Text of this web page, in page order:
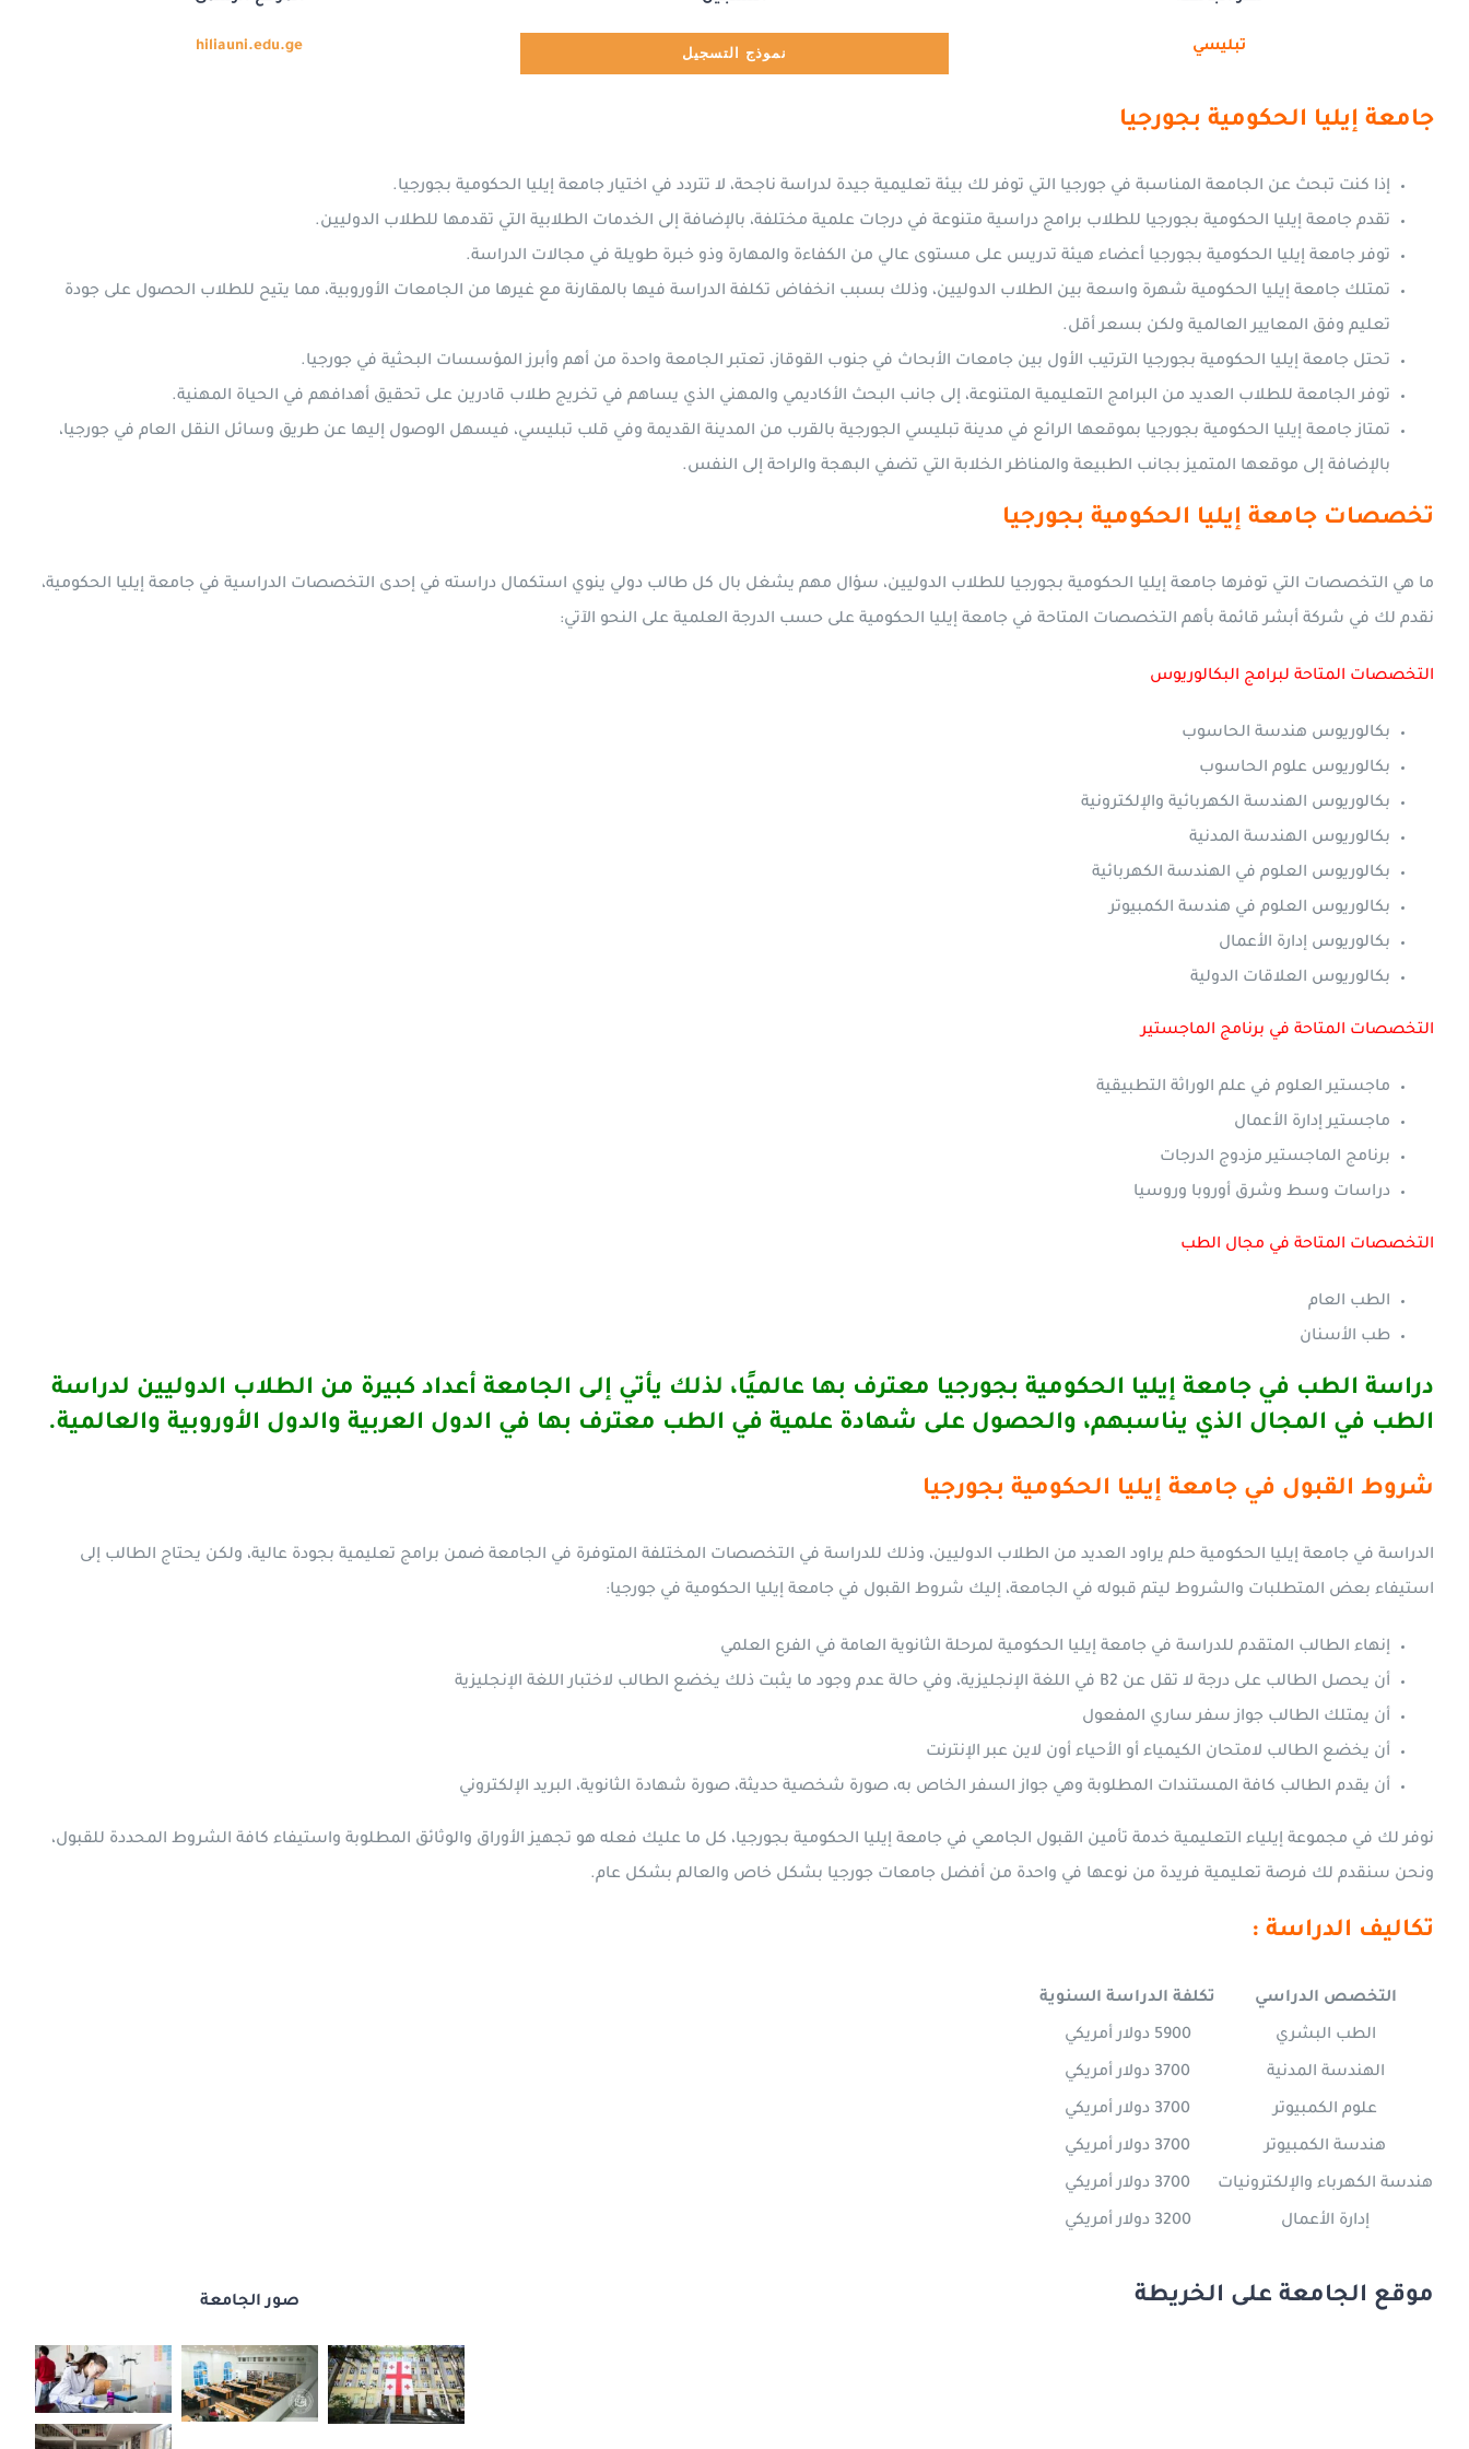
تبليسي نموذج التسجيل hiliauni.edu.ge
جامعة إيليا الحكومية بجورجيا
إذا كنت تبحث عن الجامعة المناسبة في جورجيا التي توفر لك بيئة تعليمية جيدة لدراسة ناجحة، لا تتردد في اختيار جامعة إيليا الحكومية بجورجيا.
تقدم جامعة إيليا الحكومية بجورجيا للطلاب برامج دراسية متنوعة في درجات علمية مختلفة، بالإضافة إلى الخدمات الطلابية التي تقدمها للطلاب الدوليين.
توفر جامعة إيليا الحكومية بجورجيا أعضاء هيئة تدريس على مستوى عالي من الكفاءة والمهارة وذو خبرة طويلة في مجالات الدراسة.
تمتلك جامعة إيليا الحكومية شهرة واسعة بين الطلاب الدوليين، وذلك بسبب انخفاض تكلفة الدراسة فيها بالمقارنة مع غيرها من الجامعات الأوروبية، مما يتيح للطلاب الحصول على جودة
تعليم وفق المعايير العالمية ولكن بسعر أقل.
تحتل جامعة إيليا الحكومية بجورجيا الترتيب الأول بين جامعات الأبحاث في جنوب القوقاز، تعتبر الجامعة واحدة من أهم وأبرز المؤسسات البحثية في جورجيا.
توفر الجامعة للطلاب العديد من البرامج التعليمية المتنوعة، إلى جانب البحث الأكاديمي والمهني الذي يساهم في تخريج طلاب قادرين على تحقيق أهدافهم في الحياة المهنية.
تمتاز جامعة إيليا الحكومية بجورجيا بموقعها الرائع في مدينة تبليسي الجورجية بالقرب من المدينة القديمة وفي قلب تبليسي، فيسهل الوصول إليها عن طريق وسائل النقل العام في جورجيا،
بالإضافة إلى موقعها المتميز بجانب الطبيعة والمناظر الخلابة التي تضفي البهجة والراحة إلى النفس.
تخصصات جامعة إيليا الحكومية بجورجيا
ما هي التخصصات التي توفرها جامعة إيليا الحكومية بجورجيا للطلاب الدوليين، سؤال مهم يشغل بال كل طالب دولي ينوي استكمال دراسته في إحدى التخصصات الدراسية في جامعة إيليا الحكومية،
نقدم لك في شركة أبشر قائمة بأهم التخصصات المتاحة في جامعة إيليا الحكومية على حسب الدرجة العلمية على النحو الآتي:
التخصصات المتاحة لبرامج البكالوريوس
بكالوريوس هندسة الحاسوب
بكالوريوس علوم الحاسوب
بكالوريوس الهندسة الكهربائية والإلكترونية
بكالوريوس الهندسة المدنية
بكالوريوس العلوم في الهندسة الكهربائية
بكالوريوس العلوم في هندسة الكمبيوتر
بكالوريوس إدارة الأعمال
بكالوريوس العلاقات الدولية
التخصصات المتاحة في برنامج الماجستير
ماجستير العلوم في علم الوراثة التطبيقية
ماجستير إدارة الأعمال
برنامج الماجستير مزدوج الدرجات
دراسات وسط وشرق أوروبا وروسيا
التخصصات المتاحة في مجال الطب
الطب العام
طب الأسنان
دراسة الطب في جامعة إيليا الحكومية بجورجيا معترف بها عالميًا، لذلك يأتي إلى الجامعة أعداد كبيرة من الطلاب الدوليين لدراسة
الطب في المجال الذي يناسبهم، والحصول على شهادة علمية في الطب معترف بها في الدول العربية والدول الأوروبية والعالمية.
شروط القبول في جامعة إيليا الحكومية بجورجيا
الدراسة في جامعة إيليا الحكومية حلم يراود العديد من الطلاب الدوليين، وذلك للدراسة في التخصصات المختلفة المتوفرة في الجامعة ضمن برامج تعليمية بجودة عالية، ولكن يحتاج الطالب إلى
استيفاء بعض المتطلبات والشروط ليتم قبوله في الجامعة، إليك شروط القبول في جامعة إيليا الحكومية في جورجيا:
إنهاء الطالب المتقدم للدراسة في جامعة إيليا الحكومية لمرحلة الثانوية العامة في الفرع العلمي
أن يحصل الطالب على درجة لا تقل عن B2 في اللغة الإنجليزية، وفي حالة عدم وجود ما يثبت ذلك يخضع الطالب لاختبار اللغة الإنجليزية
أن يمتلك الطالب جواز سفر ساري المفعول
أن يخضع الطالب لامتحان الكيمياء أو الأحياء أون لاين عبر الإنترنت
أن يقدم الطالب كافة المستندات المطلوبة وهي جواز السفر الخاص به، صورة شخصية حديثة، صورة شهادة الثانوية، البريد الإلكتروني
نوفر لك في مجموعة إيلياء التعليمية خدمة تأمين القبول الجامعي في جامعة إيليا الحكومية بجورجيا، كل ما عليك فعله هو تجهيز الأوراق والوثائق المطلوبة واستيفاء كافة الشروط المحددة للقبول،
ونحن سنقدم لك فرصة تعليمية فريدة من نوعها في واحدة من أفضل جامعات جورجيا بشكل خاص والعالم بشكل عام.
تكاليف الدراسة :
التخصص الدراسي تكلفة الدراسة السنوية
الطب البشري 5900 دولار أمريكي
الهندسة المدنية 3700 دولار أمريكي
علوم الكمبيوتر 3700 دولار أمريكي
هندسة الكمبيوتر 3700 دولار أمريكي
هندسة الكهرباء والإلكترونيات 3700 دولار أمريكي
إدارة الأعمال 3200 دولار أمريكي
موقع الجامعة على الخريطة صور الجامعة